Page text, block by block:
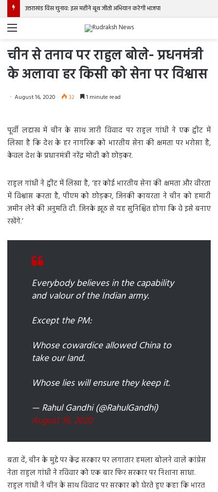
उत्तराखंड विस चुनाव: इस महीने बूथ जीतो अभियान करेगी भाजपा
Menu
चीन से तनाव पर राहुल बोले- प्रधनमंत्री
के अलावा हर किसी को सेना पर विश्वास
August 16, 2020 32 1 minute read
पूर्वी लद्दाख में चीन के साथ जारी विवाद पर राहुल गांधी ने एक ट्वीट में
लिखा है कि देश के हर नागरिक को भारतीय सेना की क्षमता पर भरोसा है,
केवल देश के प्रधानमंत्री नरेंद्र मोदी को छोड़कर.
राहुल गांधी ने ट्वीट में लिखा है, ‘हर कोई भारतीय सेना की क्षमता और वीरता
में विश्वास करता है, पीएम को छोड़कर, जिनकी कायरता ने चीन को हमारी
जमीन लेने की अनुमति दी. जिनके झूठ से यह सुनिश्चित होगा कि वे इसे बनाए
रखेंगे.’
Everybody believes in the capability
and valour of the Indian army.
Except the PM:
Whose cowardice allowed China to
take our land.
Whose lies will ensure they keep it.
— Rahul Gandhi (@RahulGandhi)
August 16, 2020
बता दें, चीन के मुद्दे पर केंद्र सरकार पर लगातार हमला बोलने वाले कांग्रेस
नेता राहुल गांधी ने रविवार को एक बार फिर सरकार पर निशाना साधा.
राहुल गांधी ने चीन के साथ विवाद पर सरकार को घेरते हुए कहा कि भारत